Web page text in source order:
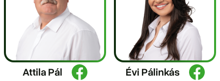
Attila Pál Évi Pálinkás